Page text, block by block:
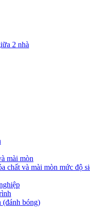
2 nhà
mài mòn
chất và mài mòn mức độ
(đánh bóng)